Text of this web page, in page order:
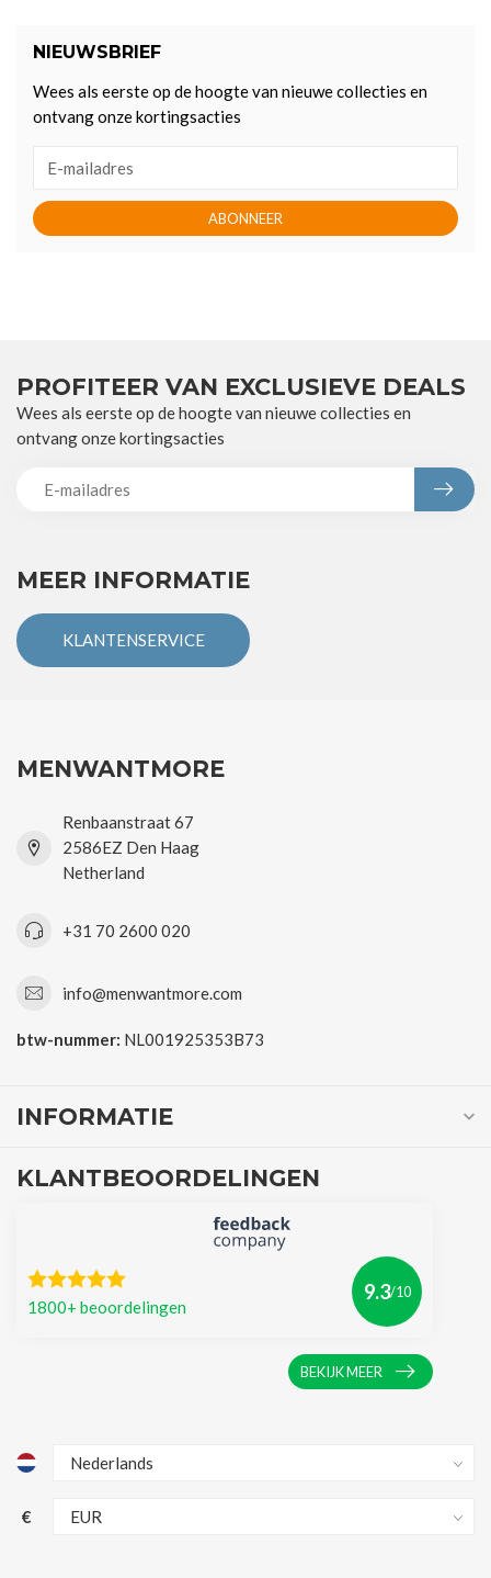
NIEUWSBRIEF
Wees als eerste op de hoogte van nieuwe collecties en
ontvang onze kortingsacties
ABONNEER
MEER INFORMATIE
KLANTENSERVICE
PROFITEER VAN EXCLUSIEVE DEALS
Wees als eerste op de hoogte van nieuwe collecties en
ontvang onze kortingsacties
MENWANTMORE
Renbaanstraat 67
2586EZ Den Haag
Netherland
+31 70 2600 020
info@menwantmore.com
btw-nummer: NL001925353B73
INFORMATIE
KLANTBEOORDELINGEN
1800+ beoordelingen
9.3/10
BEKIJK MEER
€